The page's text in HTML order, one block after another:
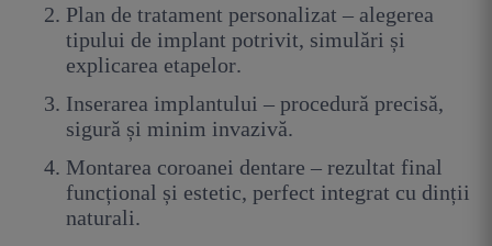
Plan de tratament personalizat – alegerea
tipului de implant potrivit, simulări și
explicarea etapelor.
Inserarea implantului – procedură precisă,
sigură și minim invazivă.
Montarea coroanei dentare – rezultat final
funcțional și estetic, perfect integrat cu dinții
naturali.